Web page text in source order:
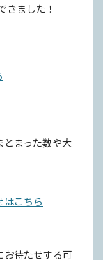
きました！
とまった数や大
はこちら
待たせする可